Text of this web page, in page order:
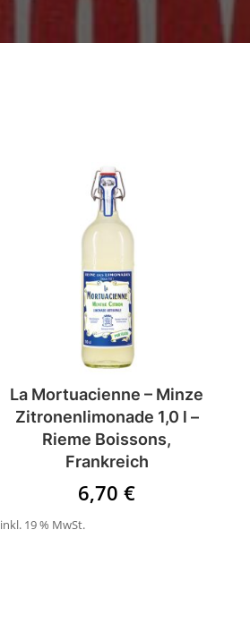
La Mortuacienne – Minze
Zitronenlimonade 1,0 l –
Rieme Boissons,
Frankreich
6,70€
inkl. 19 % MwSt.